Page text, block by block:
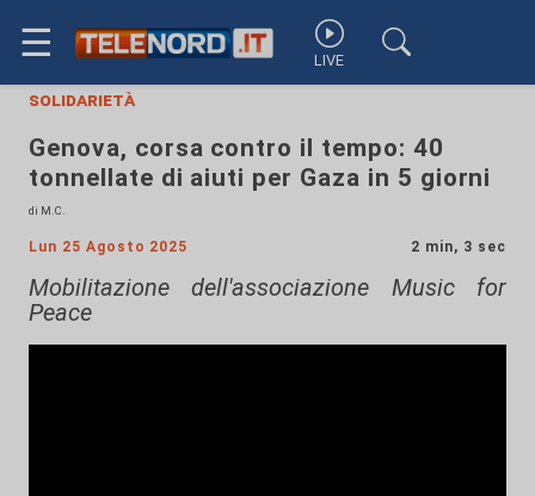
☰ LIVE
solidarietà
Genova, corsa contro il tempo: 40
tonnellate di aiuti per Gaza in 5 giorni
di M.C.
Lun 25 Agosto 2025 2 min, 3 sec
Mobilitazione dell'associazione Music for
Peace